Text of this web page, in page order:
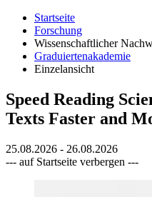
Startseite
Forschung
Wissenschaftlicher
Graduiertenakademie
Einzelansicht
Speed Reading
Texts Faster and
25.08.2026 - 26.08.2026
--- auf Startseite verbergen ---